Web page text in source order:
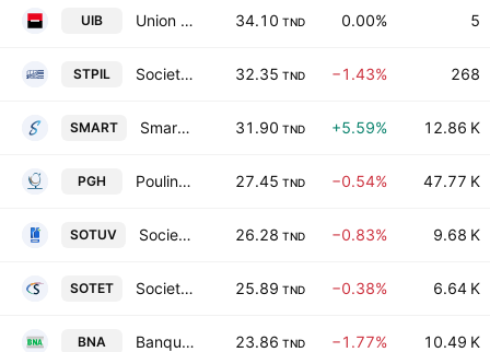
UIB Union Internationale de Banques 34.10 TND 0.00% 5
STPIL Societe de Transport des Hydrocarbures par Pipelines SA 32.35 TND −1.43% 268
SMART Smart Tunisie 31.90 TND +5.59% 12.86 K
PGH Poulina Group Holding SA 27.45 TND −0.54% 47.77 K
SOTUV Societe Tunisienne de Verreries SA 26.28 TND −0.83% 9.68 K
SOTET Societe Tunisienne d'Entreprises de Telecommunications 25.89 TND −0.38% 6.64 K
BNA Banque Nationale Agricole 23.86 TND −1.77% 10.49 K